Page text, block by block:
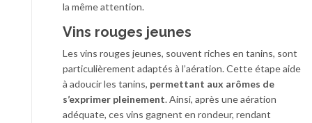
la même attention.
Vins rouges jeunes
Les vins rouges jeunes, souvent riches en tanins, sont
particulièrement adaptés à l’aération. Cette étape aide
à adoucir les tanins, permettant aux arômes de
s’exprimer pleinement. Ainsi, après une aération
adéquate, ces vins gagnent en rondeur, rendant